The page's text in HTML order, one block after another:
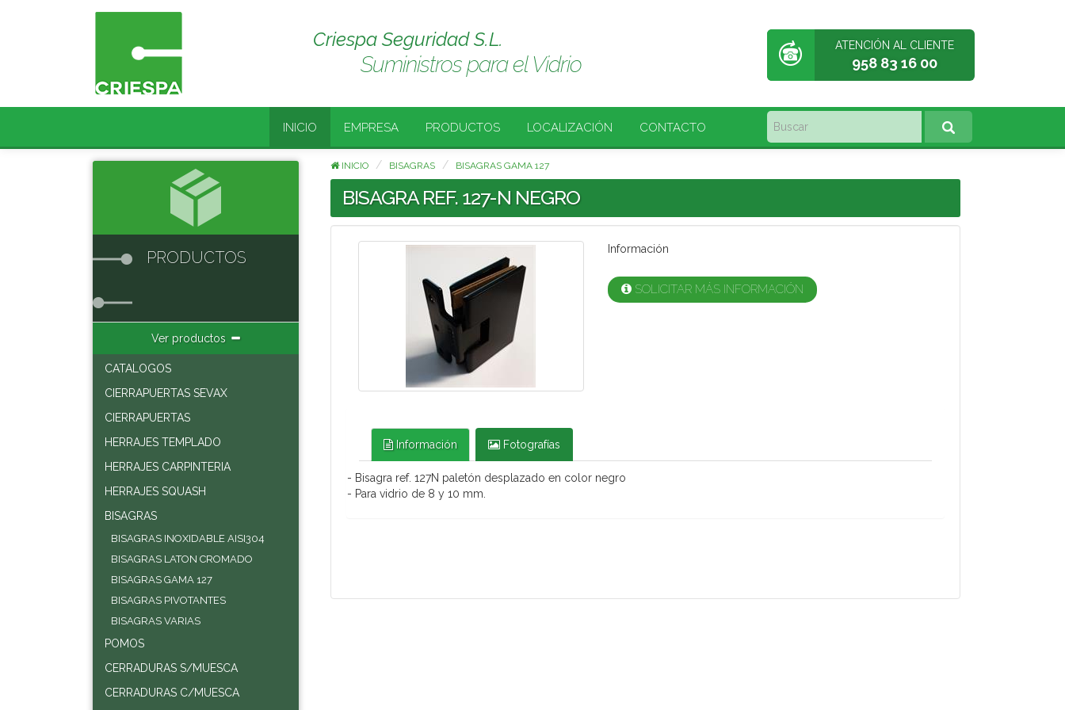
Criespa Seguridad S.L.
Suministros para el Vidrio
ATENCIÓN AL CLIENTE
958 83 16 00
INICIO EMPRESA PRODUCTOS LOCALIZACIÓN CONTACTO
PRODUCTOS
Ver productos
CATALOGOS
CIERRAPUERTAS SEVAX
CIERRAPUERTAS
HERRAJES TEMPLADO
HERRAJES CARPINTERIA
HERRAJES SQUASH
BISAGRAS
BISAGRAS INOXIDABLE AISI304
BISAGRAS LATON CROMADO
BISAGRAS GAMA 127
BISAGRAS PIVOTANTES
BISAGRAS VARIAS
POMOS
CERRADURAS S/MUESCA
CERRADURAS C/MUESCA
INICIO BISAGRAS BISAGRAS GAMA 127
BISAGRA REF. 127-N NEGRO
Información
SOLICITAR MÁS INFORMACIÓN
Información Fotografías
- Bisagra ref. 127N paletón desplazado en color negro
- Para vidrio de 8 y 10 mm.